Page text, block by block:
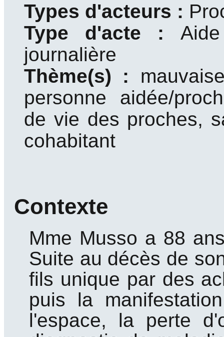
Types d'acteurs :
Type d'acte :
journalière
Thème(s) :
personne aidée/
de vie des proches,
cohabitant
Contexte
Mme Musso a 88
Suite au décès de
fils unique par des
puis la
l'espace, la perte